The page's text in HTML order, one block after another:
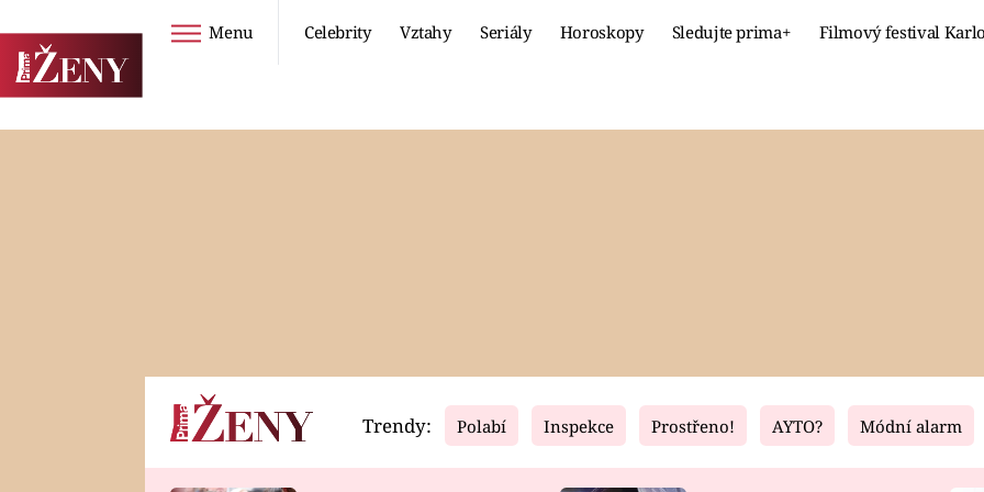
Menu Celebrity Vztahy Seriály Horoskopy Sledujte prima+ Filmový festival
Horoskopy Video Fresh Living
Trendy: Polabí Inspekce Prostřeno! AYTO? Módní alarm